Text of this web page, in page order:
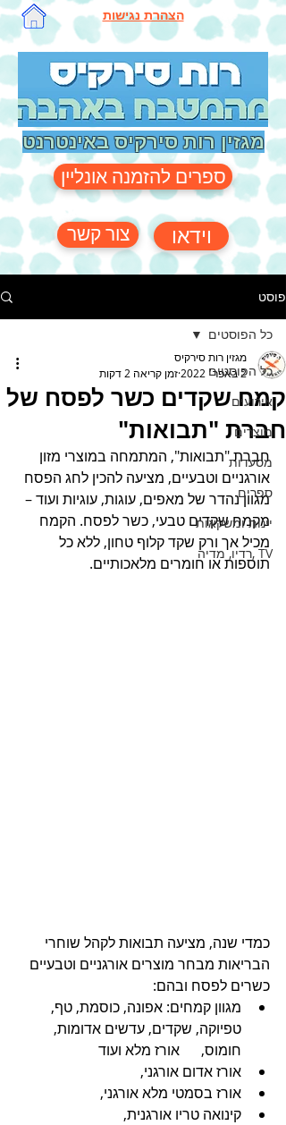
הצהרת נגישות
מגזין רות סירקיס באינטרנט
ספרים להזמנה אונליין
צור קשר וידאו
פוסט
כל הפוסטים
אירועים
מוצרים
מסעדות
ספרים
יינות ומשקאות
TV ,רדיו, מדיה
כל הפוסטים
קמח שקדים כשר לפסח של
חברת "תבואות"
מגזין רות סירקיס
2 באפר׳ 2022
זמן קריאה 2 דקות
חברת "תבואות", המתמחה במוצרי מזון
אורגניים וטבעיים, מציעה להכין לחג הפסח
מגוון נהדר של מאפים, עוגות, עוגיות ועוד –
מקמח שקדים טבעי, כשר לפסח. הקמח
מכיל אך ורק שקד קלוף טחון, ללא כל
תוספות או חומרים מלאכותיים.
כמדי שנה, מציעה תבואות לקהל שוחרי
הבריאות מבחר מוצרים אורגניים וטבעיים
כשרים לפסח ובהם:
מגוון קמחים: אפונה, כוסמת, טף,
טפיוקה, שקדים, עדשים אדומות,
חומוס,      אורז מלא ועוד
אורז אדום אורגני,
אורז בסמטי מלא אורגני,
קינואה טריו אורגנית,